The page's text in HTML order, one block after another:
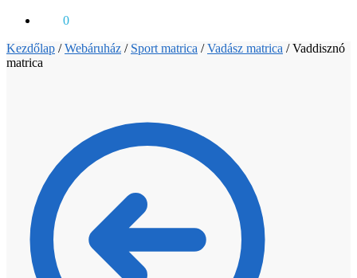
0
Kezdőlap /Webáruház / Sport matrica /Vadász matrica /Vaddisznó
matrica